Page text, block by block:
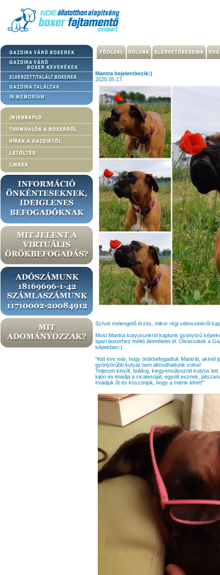
Mantra bejelentkezik:)
2020.05.17.
Szívet melengető érzés, mikor régi vdenceinkről
Most Mantra kutyusunkról kaptunk gyönyörű
Igazi boxerhez méltó áloméletet él. Olvassátok a
képekben:)
"Két éve már, hogy örökbefogadtuk Mantrát, akinél
gyönyörűbb kutyát nem álmodhattunk volna!
Teljesen kinyílt, boldog, kiegyensúlyozott kutyus
kijön és imádja a cicatesóját, együtt esznek,
Imádjuk őt és köszönjük, hogy a miénk lehet!"